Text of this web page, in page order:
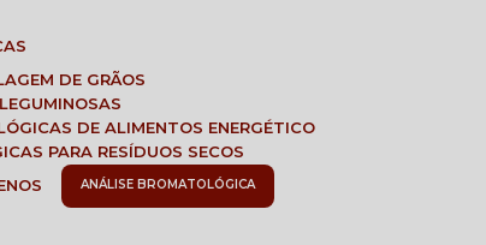
DE GRÃOS
DE ALIMENTOS ENERGÉTICO
PARA RESÍDUOS SECOS
ANÁLISE BROMATOLÓGICA